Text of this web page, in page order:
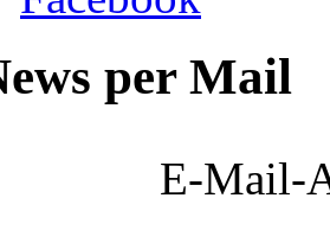
per Mail
E-Mail-